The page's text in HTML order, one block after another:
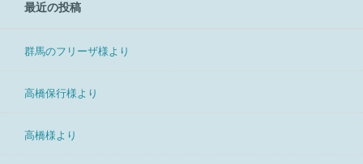
最近の投稿
群馬のフリーザ様より
高橋保行様より
高橋様より